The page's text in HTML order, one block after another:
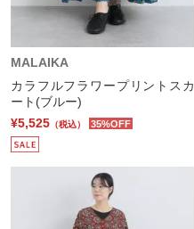
MALAIKA
カラフルフラワープリントスカ
ート(ブルー)
¥5,525 （税込） 35%OFF